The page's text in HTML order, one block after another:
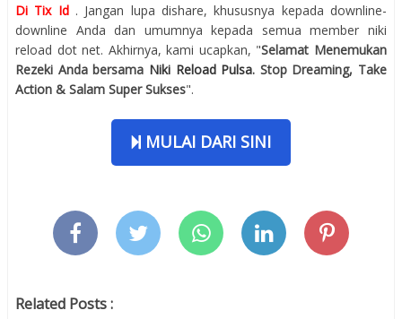
Di Tix Id . Jangan lupa dishare, khususnya kepada downline-
downline Anda dan umumnya kepada semua member niki
reload dot net. Akhirnya, kami ucapkan, "Selamat Menemukan
Rezeki Anda bersama Niki Reload Pulsa. Stop Dreaming, Take
Action & Salam Super Sukses".
MULAI DARI SINI
Related Posts :